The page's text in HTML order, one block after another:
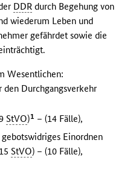
DDR durch Begehung von
wiederum Leben und
gefährdet sowie die
Wesentlichen:
den Durchgangsverkehr
StVO)1 – (14 Fälle),
Einordnen
StVO) – (10 Fälle),